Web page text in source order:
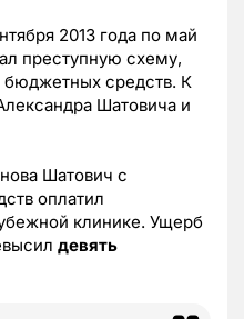
2013 года по май
преступную схему,
бюджетных средств. К
Шатовича и
Шатович с
оплатил
клинике. Ущерб
девять